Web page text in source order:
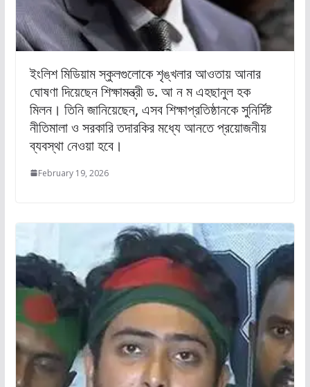
ইংলিশ মিডিয়াম স্কুলগুলোকে শৃঙ্খলার আওতায় আনার
ঘোষণা দিয়েছেন শিক্ষামন্ত্রী ড. আ ন ম এহছানুল হক
মিলন। তিনি জানিয়েছেন, এসব শিক্ষাপ্রতিষ্ঠানকে সুনির্দিষ্ট
নীতিমালা ও সরকারি তদারকির মধ্যে আনতে প্রয়োজনীয়
ব্যবস্থা নেওয়া হবে।
February 19, 2026